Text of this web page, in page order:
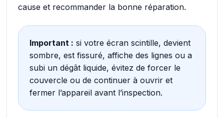
cause et recommander la bonne réparation.
Important : si votre écran scintille, devient
sombre, est fissuré, affiche des lignes ou a
subi un dégât liquide, évitez de forcer le
couvercle ou de continuer à ouvrir et
fermer l’appareil avant l’inspection.